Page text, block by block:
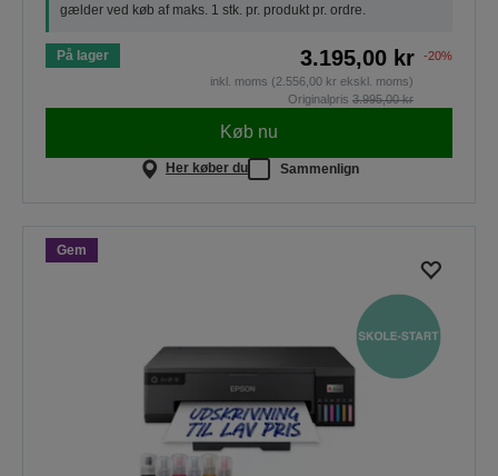
gælder ved køb af maks. 1 stk. pr. produkt pr. ordre.
På lager 3.195,00 kr
-20%
inkl. moms (2.556,00 kr ekskl. moms)
Originalpris 3.995,00 kr
Køb nu
Her køber du Sammenlign
Gem